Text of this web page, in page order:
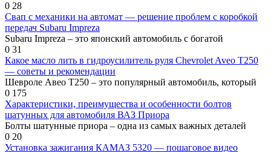
0 28
Свап с механики на автомат — решение проблем с коробкой
передач Subaru Impreza
Subaru Impreza – это японский автомобиль с богатой
0 31
Какое масло лить в гидроусилитель руля Chevrolet Aveo T250
— советы и рекомендации
Шевроле Авео Т250 – это популярный автомобиль, который
0 175
Характеристики, преимущества и особенности болтов
шатунных для автомобиля ВАЗ Приора
Болты шатунные приора – одна из самых важных деталей
0 20
Установка зажигания КАМАЗ 5320 — пошаговое видео